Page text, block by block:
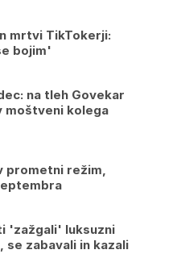
mrtvi TikTokerji:
bojim'
na tleh Govekar
moštveni kolega
prometni režim,
'zažgali' luksuzni
se zabavali in kazali